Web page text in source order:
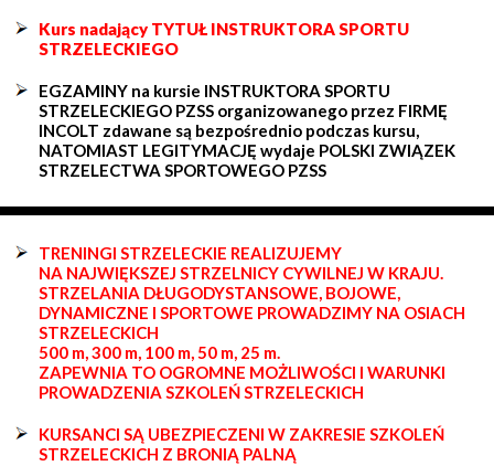
Kurs nadający TYTUŁ INSTRUKTORA SPORTU
STRZELECKIEGO
EGZAMINY na kursie INSTRUKTORA SPORTU
STRZELECKIEGO PZSS organizowanego przez FIRMĘ
INCOLT zdawane są bezpośrednio podczas kursu,
NATOMIAST LEGITYMACJĘ wydaje POLSKI ZWIĄZEK
STRZELECTWA SPORTOWEGO PZSS
TRENINGI STRZELECKIE REALIZUJEMY
NA NAJWIĘKSZEJ STRZELNICY CYWILNEJ W KRAJU.
STRZELANIA DŁUGODYSTANSOWE, BOJOWE,
DYNAMICZNE I SPORTOWE PROWADZIMY NA OSIACH
STRZELECKICH
500 m, 300 m, 100 m, 50 m, 25 m.
ZAPEWNIA TO OGROMNE MOŻLIWOŚCI I WARUNKI
PROWADZENIA SZKOLEŃ STRZELECKICH
KURSANCI SĄ UBEZPIECZENI W ZAKRESIE SZKOLEŃ
STRZELECKICH Z BRONIĄ PALNĄ